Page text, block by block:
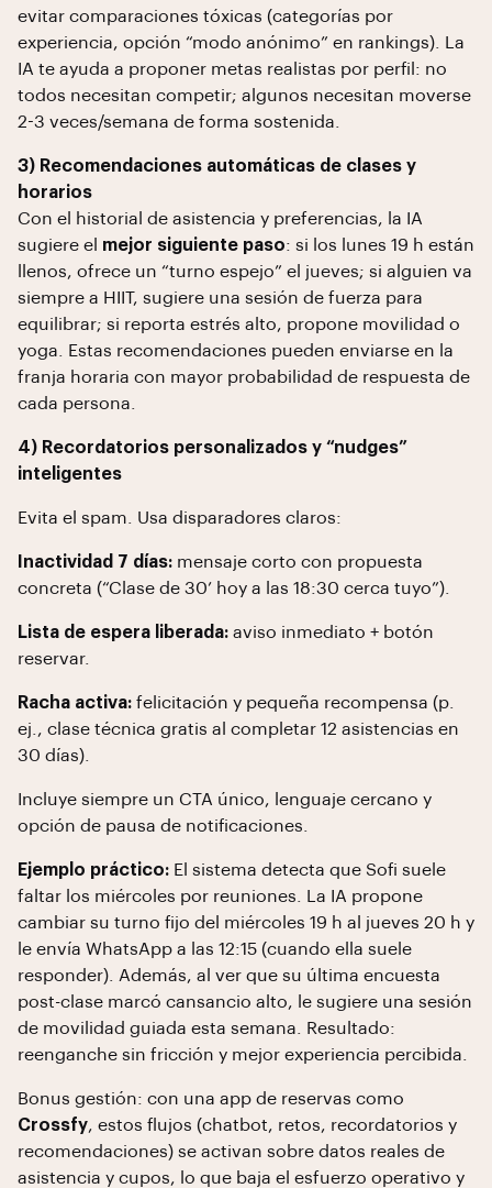
evitar comparaciones tóxicas (categorías por
experiencia, opción “modo anónimo” en rankings). La
IA te ayuda a proponer metas realistas por perfil: no
todos necesitan competir; algunos necesitan moverse
2-3 veces/semana de forma sostenida.
3) Recomendaciones automáticas de clases y
horarios
Con el historial de asistencia y preferencias, la IA
sugiere el mejor siguiente paso: si los lunes 19 h están
llenos, ofrece un “turno espejo” el jueves; si alguien va
siempre a HIIT, sugiere una sesión de fuerza para
equilibrar; si reporta estrés alto, propone movilidad o
yoga. Estas recomendaciones pueden enviarse en la
franja horaria con mayor probabilidad de respuesta de
cada persona.
4) Recordatorios personalizados y “nudges”
inteligentes
Evita el spam. Usa disparadores claros:
Inactividad 7 días: mensaje corto con propuesta
concreta (“Clase de 30’ hoy a las 18:30 cerca tuyo”).
Lista de espera liberada: aviso inmediato + botón
reservar.
Racha activa: felicitación y pequeña recompensa (p.
ej., clase técnica gratis al completar 12 asistencias en
30 días).
Incluye siempre un CTA único, lenguaje cercano y
opción de pausa de notificaciones.
Ejemplo práctico: El sistema detecta que Sofi suele
faltar los miércoles por reuniones. La IA propone
cambiar su turno fijo del miércoles 19 h al jueves 20 h y
le envía WhatsApp a las 12:15 (cuando ella suele
responder). Además, al ver que su última encuesta
post-clase marcó cansancio alto, le sugiere una sesión
de movilidad guiada esta semana. Resultado:
reenganche sin fricción y mejor experiencia percibida.
Bonus gestión: con una app de reservas como
Crossfy, estos flujos (chatbot, retos, recordatorios y
recomendaciones) se activan sobre datos reales de
asistencia y cupos, lo que baja el esfuerzo operativo y